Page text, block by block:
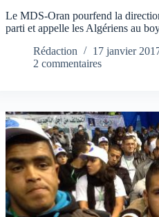
Le MDS-Oran pourfend la
parti et appelle les Algériens au
Rédaction
17 janvier
2 commentaires